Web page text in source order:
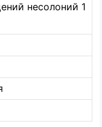
несолоний 1